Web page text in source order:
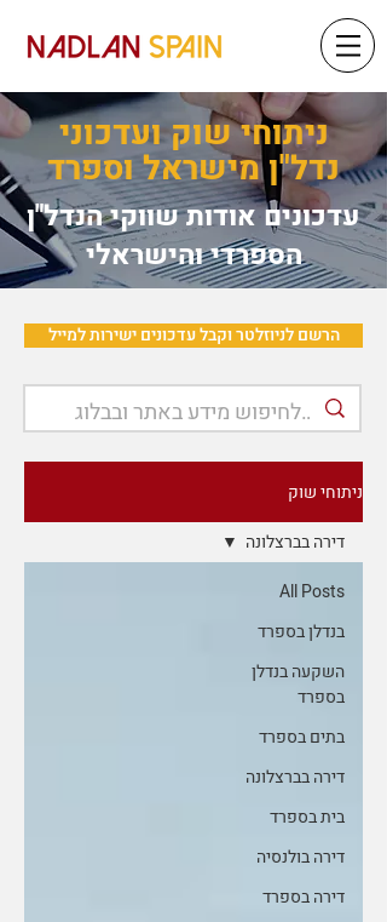
ניתוחי שוק ועדכוני
נדל"ן מישראל וספרד
עדכונים אודות שווקי הנדל"ן
הספרדי והישראלי
הרשם לניוזלטר וקבל עדכונים ישירות למייל
ניתוחי שוק
All Posts
בנדלן בספרד
השקעה בנדלן
בספרד
בתים בספרד
דירה בברצלונה
בית בספרד
דירה בולנסיה
דירה בספרד
דירה בברצלונה